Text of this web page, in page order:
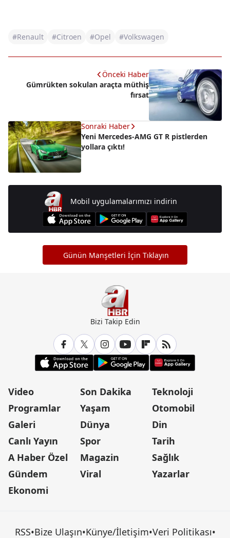
#Renault #Citroen #Opel #Volkswagen
Önceki Haber
Gümrükten sokulan araçta müthiş
fırsat
Sonraki Haber
Yeni Mercedes-AMG GT R pistlerden
yollara çıktı!
Mobil uygulamalarımızı indirin
Günün Manşetleri İçin Tıklayın
Bizi Takip Edin
Video
Programlar
Galeri
Canlı Yayın
A Haber Özel
Gündem
Ekonomi
Son Dakika
Yaşam
Dünya
Spor
Magazin
Viral
Teknoloji
Otomobil
Din
Tarih
Sağlık
Yazarlar
RSS•Bize Ulaşın•Künye/İletişim•Veri Politikası•